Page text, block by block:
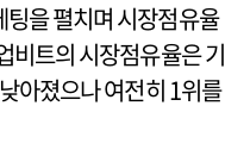
을 펼치며 시장점유율
비트의 시장점유율은 기
아졌으나 여전히 1위를